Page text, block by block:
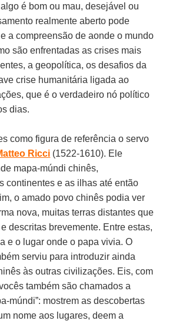
é bom ou mau, desejável ou
realmente aberto pode
a compreensão de aonde o mundo
são enfrentadas as crises mais
a geopolítica, os desafios da
crise humanitária ligada ao
que é o verdadeiro nó político
dias.
como figura de referência o servo
Ricci (1522-1610). Ele
mapa-múndi chinês,
continentes e as ilhas até então
o amado povo chinês podia ver
nova, muitas terras distantes que
descritas brevemente. Entre estas,
e o lugar onde o papa vivia. O
serviu para introduzir ainda
às outras civilizações. Eis, com
também são chamados a
múndi”: mostrem as descobertas
nome aos lugares, deem a